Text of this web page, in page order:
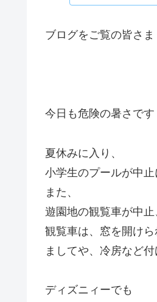
ブログをご覧の皆さ
今日も危険の暑さです
夏休みに入り、
小学生のプールが中止
また、
遊園地の観覧車が中
観覧車は、窓を開けら
ましてや、冷房など
ディズニィーでも